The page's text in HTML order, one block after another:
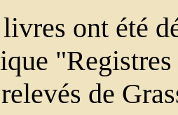
ont été
de